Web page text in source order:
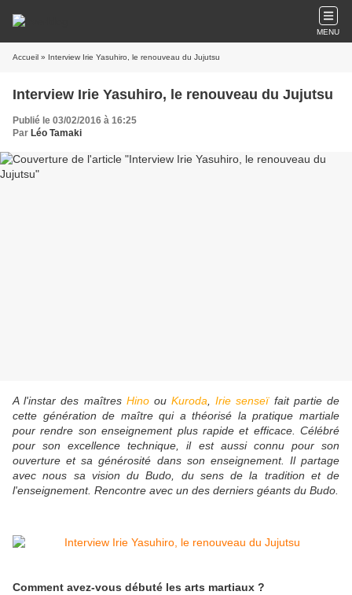
MENU
Accueil » Interview Irie Yasuhiro, le renouveau du Jujutsu
Interview Irie Yasuhiro, le renouveau du Jujutsu
Publié le 03/02/2016 à 16:25
Par Léo Tamaki
A l'instar des maîtres HinoouKuroda ,Irie senseïfait partie de
cette génération de maître qui a théorisé la pratique martiale
pour rendre son enseignement plus rapide et efficace. Célébré
pour son excellence technique, il est aussi connu pour son
ouverture et sa générosité dans son enseignement. Il partage
avec nous sa vision du Budo, du sens de la tradition et de
l'enseignement. Rencontre avec un des derniers géants du Budo.
Comment avez-vous débuté les arts martiaux ?